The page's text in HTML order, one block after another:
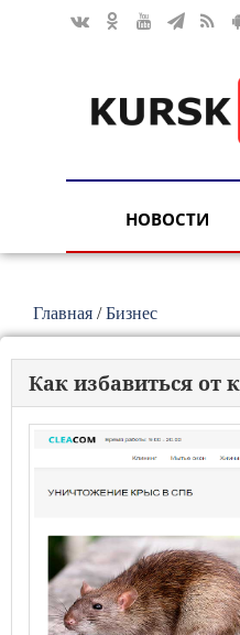
НОВОСТИ
Главная /Бизнес
Как избавиться от